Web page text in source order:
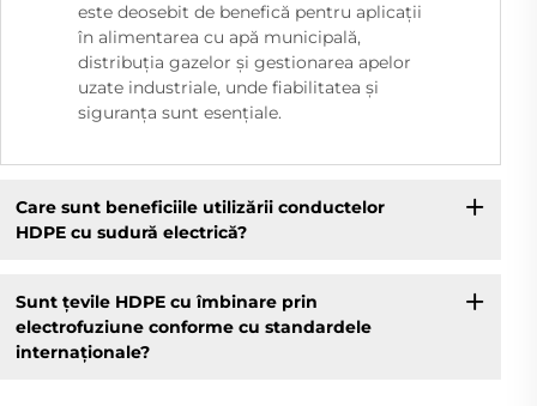
este deosebit de benefică pentru aplicații
în alimentarea cu apă municipală,
distribuția gazelor și gestionarea apelor
uzate industriale, unde fiabilitatea și
siguranța sunt esențiale.
Care sunt beneficiile utilizării conductelor
HDPE cu sudură electrică?
Sunt țevile HDPE cu îmbinare prin
electrofuziune conforme cu standardele
internaționale?